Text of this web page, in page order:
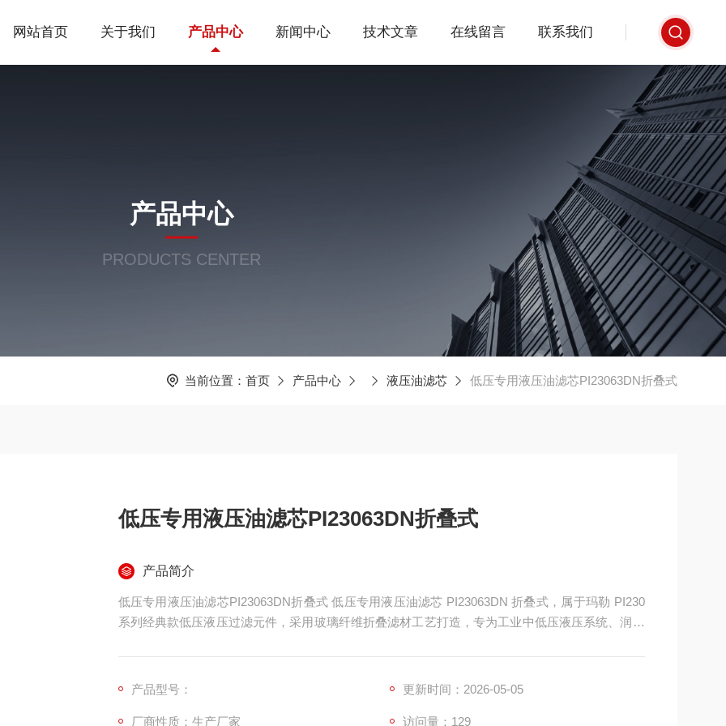
网站首页 关于我们 产品中心 新闻中心 技术文章 在线留言 联系我们
产品中心
PRODUCTS CENTER
当前位置： 首页 产品中心 液压油滤芯 低压专用液压油滤芯PI23063DN折叠式
低压专用液压油滤芯PI23063DN折叠式
产品简介
低压专用液压油滤芯PI23063DN折叠式 低压专用液压油滤芯 PI23063DN 折叠式，属于玛勒 PI230
系列经典款低压液压过滤元件，采用玻璃纤维折叠滤材工艺打造，专为工业中低压液压系统、润滑
产品型号：
更新时间：2026-05-05
厂商性质：生产厂家 访问量：129